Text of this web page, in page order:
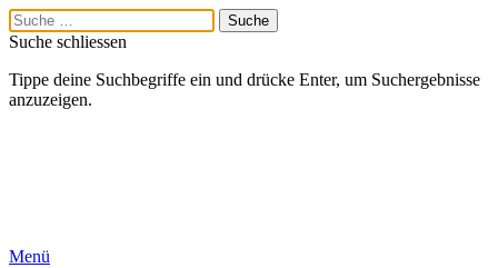
Suche schliessen
Tippe deine Suchbegriffe ein und drücke Enter, um Suchergebnisse
anzuzeigen.
Menü